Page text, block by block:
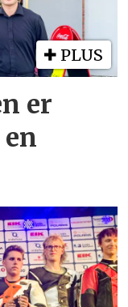
PLUS
er